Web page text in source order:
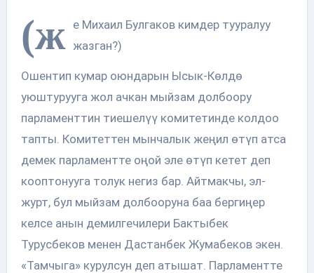
(ж е Михаил Булгаков кимдер тууралуу
жазган?)
Ошентип кумар оюндарын Ысык-Көлдө
уюштурууга жол ачкан мыйзам долбоору
парламенттин тиешелүү комитетинде колдоо
тапты. Комитеттен мынчалык жеңил өтүп атса
демек парламентте оңой эле өтүп кетет деп
кооптонууга толук негиз бар. Айтмакчы, эл-
журт, бул мыйзам долбооруна баа бергиңер
келсе анын демилгечилери Бактыбек
Турусбеков менен Дастанбек Жумабеков экен.
«Тамчыга» курулсун деп атышат. Парламентте